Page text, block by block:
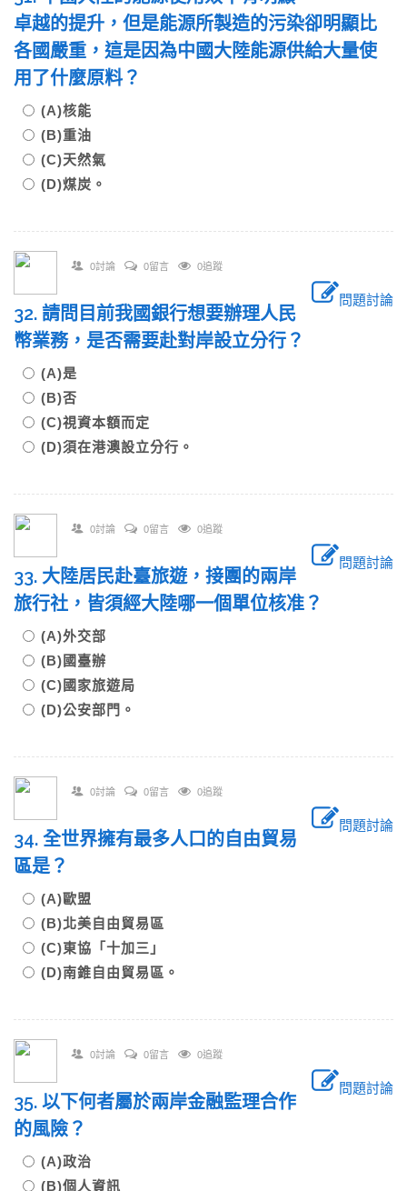
卓越的提升，但是能源所製造的污染卻明顯比
各國嚴重，這是因為中國大陸能源供給大量使
用了什麼原料？
(A)核能
(B)重油
(C)天然氣
(D)煤炭。
0討論 0留言 0追蹤
問題討論
32. 請問目前我國銀行想要辦理人民
幣業務，是否需要赴對岸設立分行？
(A)是
(B)否
(C)視資本額而定
(D)須在港澳設立分行。
0討論 0留言 0追蹤
問題討論
33. 大陸居民赴臺旅遊，接團的兩岸
旅行社，皆須經大陸哪一個單位核准？
(A)外交部
(B)國臺辦
(C)國家旅遊局
(D)公安部門。
0討論 0留言 0追蹤
問題討論
34. 全世界擁有最多人口的自由貿易
區是？
(A)歐盟
(B)北美自由貿易區
(C)東協「十加三」
(D)南錐自由貿易區。
0討論 0留言 0追蹤
問題討論
35. 以下何者屬於兩岸金融監理合作
的風險？
(A)政治
(B)個人資訊